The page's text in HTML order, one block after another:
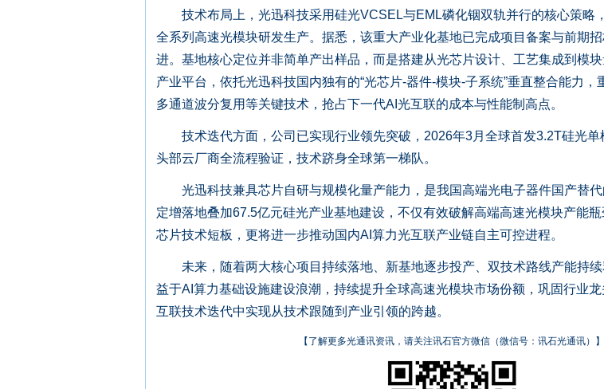
技术布局上，光迅科技采用硅光VCSEL与EML磷化铟双轨并行的核心策略
全系列高速光模块研发生产。据悉，该重大产业化基地已完成项目备案与前期
进。基地核心定位并非简单产出样品，而是搭建从光芯片设计、工艺集成到模
产业平台，依托光迅科技国内独有的“光芯片-器件-模块-子系统”垂直整合能力，
多通道波分复用等关键技术，抢占下一代AI光互联的成本与性能制高点。
技术迭代方面，公司已实现行业领先突破，2026年3月全球首发3.2T硅光单
头部云厂商全流程验证，技术跻身全球第一梯队。
光迅科技兼具芯片自研与规模化量产能力，是我国高端光电子器件国产替代
定增落地叠加67.5亿元硅光产业基地建设，不仅有效破解高端高速光模块产能
芯片技术短板，更将进一步推动国内AI算力光互联产业链自主可控进程。
未来，随着两大核心项目持续落地、新基地逐步投产、双技术路线产能持续
益于AI算力基础设施建设浪潮，持续提升全球高速光模块市场份额，巩固行业
互联技术迭代中实现从技术跟随到产业引领的跨越。
【了解更多光通讯资讯，请关注讯石官方微信（微信号：讯石光通讯）】